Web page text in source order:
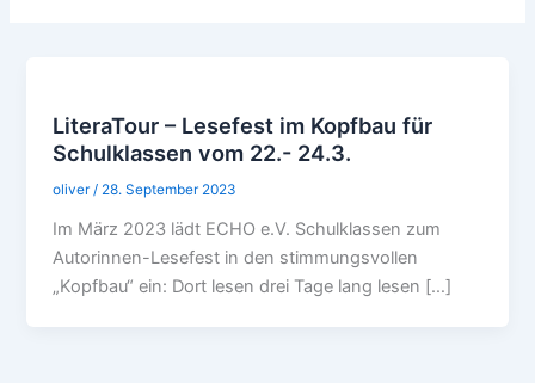
LiteraTour – Lesefest im Kopfbau für
Schulklassen vom 22.- 24.3.
oliver/ 28. September 2023
Im März 2023 lädt ECHO e.V. Schulklassen zum
Autorinnen-Lesefest in den stimmungsvollen
„Kopfbau“ ein: Dort lesen drei Tage lang lesen […]